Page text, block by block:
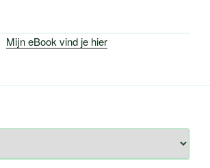
Mijn eBook vind je hier